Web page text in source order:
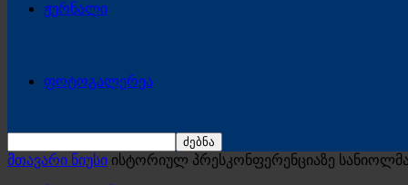
ჟურნალი
ფოტოგალერეა
მთავარი ნიუსი ისტორიულ პრესკონფერენციაზე სანიოლმა